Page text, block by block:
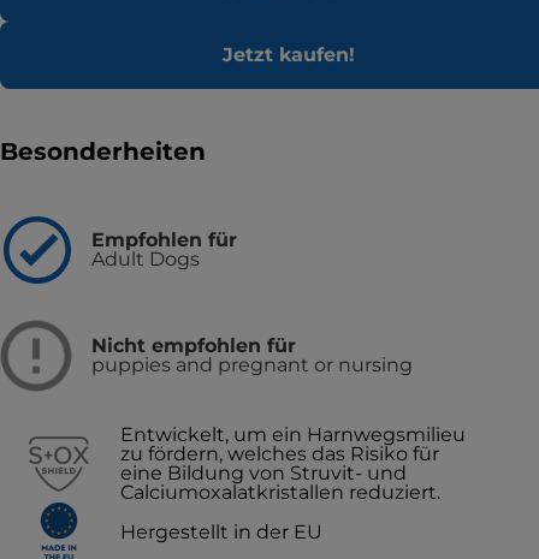
Jetzt kaufen!
Besonderheiten
Empfohlen für
Adult Dogs
Nicht empfohlen für
puppies and pregnant or nursing
Entwickelt, um ein Harnwegsmilieu
zu fördern, welches das Risiko für
eine Bildung von Struvit- und
Calciumoxalatkristallen reduziert.
Hergestellt in der EU